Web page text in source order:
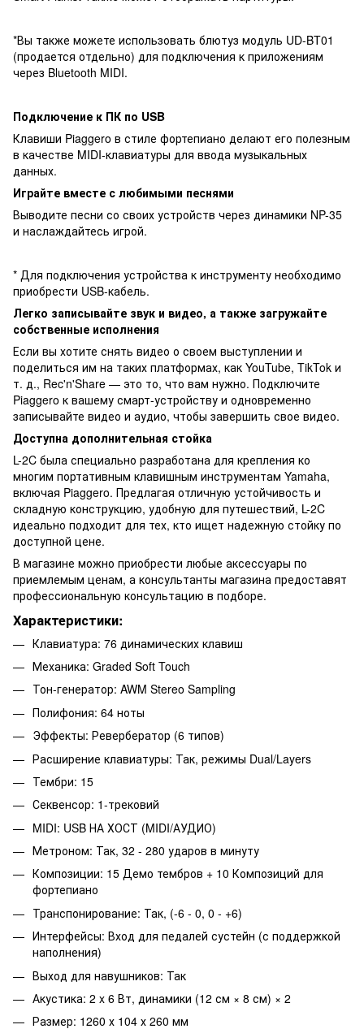
*Вы также можете использовать блютуз модуль UD-BT01
(продается отдельно) для подключения к приложениям
через Bluetooth MIDI.
Подключение к ПК по USB
Клавиши Piaggero в стиле фортепиано делают его полезным
в качестве MIDI-клавиатуры для ввода музыкальных
данных.
Играйте вместе с любимыми песнями
Выводите песни со своих устройств через динамики NP-35
и наслаждайтесь игрой.
* Для подключения устройства к инструменту необходимо
приобрести USB-кабель.
Легко записывайте звук и видео, а также загружайте
собственные исполнения
Если вы хотите снять видео о своем выступлении и
поделиться им на таких платформах, как YouTube, TikTok и
т. д., Rec'n'Share — это то, что вам нужно. Подключите
Piaggero к вашему смарт-устройству и одновременно
записывайте видео и аудио, чтобы завершить свое видео.
Доступна дополнительная стойка
L-2C была специально разработана для крепления ко
многим портативным клавишным инструментам Yamaha,
включая Piaggero. Предлагая отличную устойчивость и
складную конструкцию, удобную для путешествий, L-2C
идеально подходит для тех, кто ищет надежную стойку по
доступной цене.
В магазине можно приобрести любые аксессуары по
приемлемым ценам, а консультанты магазина предоставят
профессиональную консультацию в подборе.
Характеристики:
Клавиатура: 76 динамических клавиш
Механика: Graded Soft Touch
Тон-генератор: AWM Stereo Sampling
Полифония: 64 ноты
Эффекты: Ревербератор (6 типов)
Расширение клавиатуры: Так, режимы Dual/Layers
Тембри: 15
Секвенсор: 1-трековий
MIDI: USB НА ХОСТ (MIDI/АУДИО)
Метроном: Так, 32 - 280 ударов в минуту
Композиции: 15 Демо тембров + 10 Композиций для
фортепиано
Транспонирование: Так, (-6 - 0, 0 - +6)
Интерфейсы: Вход для педалей сустейн (с поддержкой
наполнения)
Выход для навушников: Так
Акустика: 2 x 6 Вт, динамики (12 см × 8 см) × 2
Размер: 1260 х 104 х 260 мм